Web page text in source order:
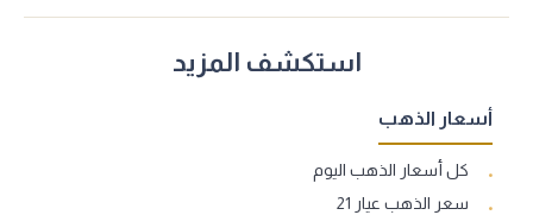
استكشف المزيد
أسعار الذهب
كل أسعار الذهب اليوم
سعر الذهب عيار 21